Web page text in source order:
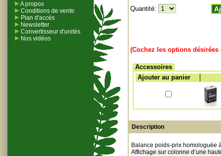
A propos
Conditions de vente
Plan d'accès
Newsletter
Convertisseur d'unités
Nos vidéos
Quantité:
(Cochez les options
Accessoires
Ajouter au panier
Description
Balance poids-prix homologuée
Affichage sur colonne d’une